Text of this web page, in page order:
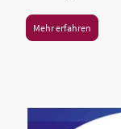
Mehr erfahren